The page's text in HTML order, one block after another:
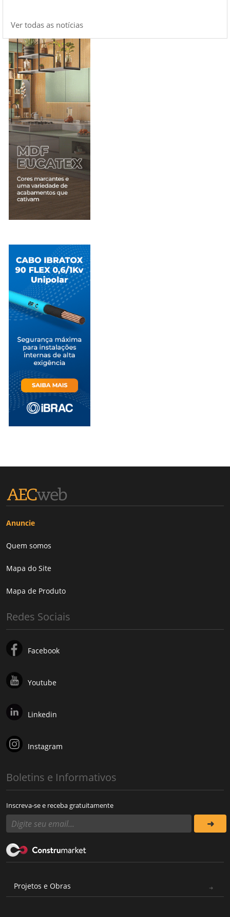
Ver todas as notícias
Anuncie
Quem somos
Mapa do Site
Mapa de Produto
Redes Sociais
Facebook
Youtube
Linkedin
Instagram
Boletins e Informativos
Inscreva-se e receba gratuitamente
Projetos e Obras